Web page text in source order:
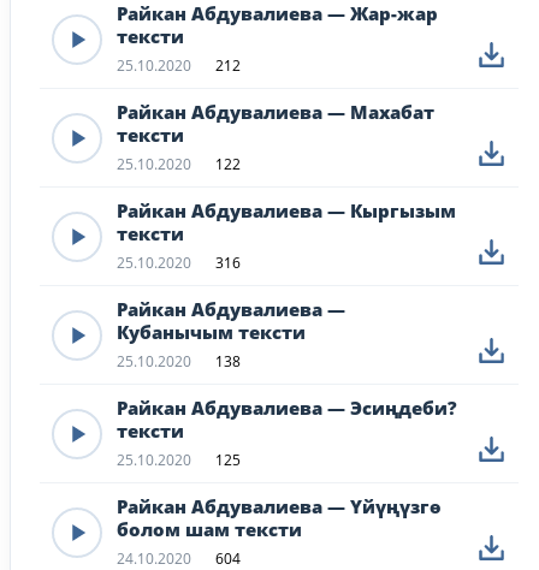
Райкан Абдувалиева — Жар-жар
тексти
25.10.2020 212
Райкан Абдувалиева — Махабат
тексти
25.10.2020 122
Райкан Абдувалиева — Кыргызым
тексти
25.10.2020 316
Райкан Абдувалиева —
Кубанычым тексти
25.10.2020 138
Райкан Абдувалиева — Эсиңдеби?
тексти
25.10.2020 125
Райкан Абдувалиева — Үйүңүзгө
болом шам тексти
24.10.2020 604